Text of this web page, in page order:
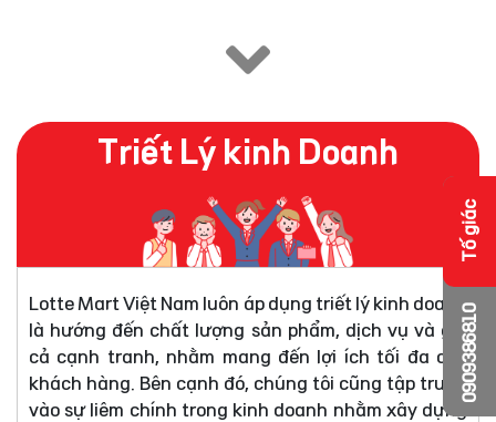
Triết Lý kinh Doanh
Lotte Mart Việt Nam luôn áp dụng triết lý kinh doanh
là hướng đến chất lượng sản phẩm, dịch vụ và giá
cả cạnh tranh, nhằm mang đến lợi ích tối đa cho
khách hàng. Bên cạnh đó, chúng tôi cũng tập trung
vào sự liêm chính trong kinh doanh nhằm xây dựng
0909386810
Tố giác